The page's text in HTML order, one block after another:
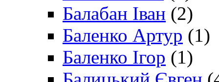
Балабан Іван (2)
Баленко Артур (1)
Баленко Ігор (1)